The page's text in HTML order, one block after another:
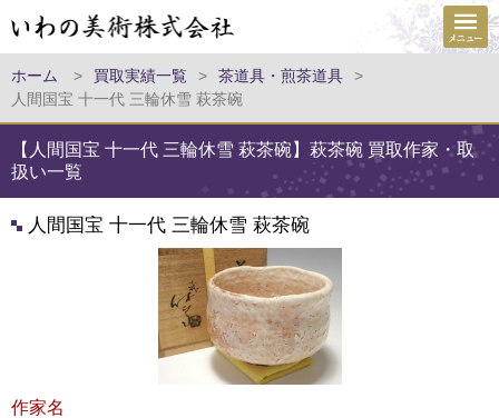
ホーム > 買取実績一覧 > 茶道具・煎茶道具
>
人間国宝 十一代 三輪休雪 萩茶碗
【人間国宝 十一代 三輪休雪 萩茶碗】萩茶碗 買取作家・取
扱い一覧
人間国宝 十一代 三輪休雪 萩茶碗
作家名